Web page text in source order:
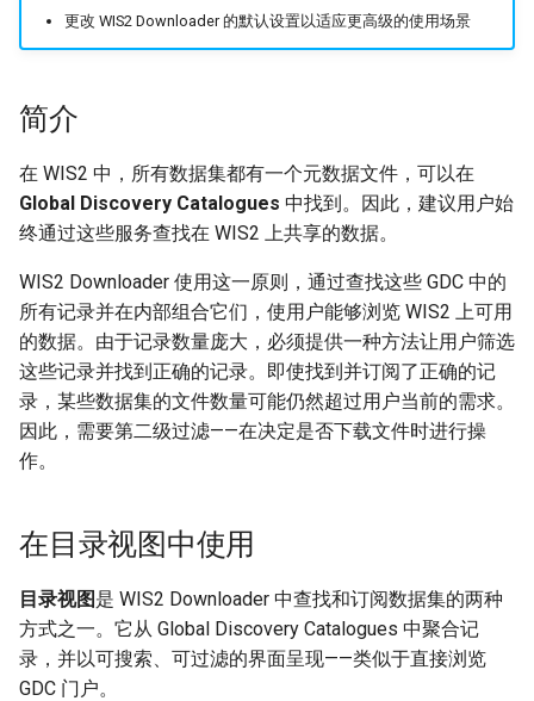
使用手动订阅视图
下载
练习：订阅您 wis2box 上的
受访问权限控制的数据集
下载过滤
练习：使用过滤器订阅
结论
更改 WIS2 Downloader 的默认设置以适应更高级的使用场景
简介
在 WIS2 中，所有数据集都有一个元数据文件，可以在
Global Discovery Catalogues 中找到。因此，建议用户始
终通过这些服务查找在 WIS2 上共享的数据。
WIS2 Downloader 使用这一原则，通过查找这些 GDC 中的
所有记录并在内部组合它们，使用户能够浏览 WIS2 上可用
的数据。由于记录数量庞大，必须提供一种方法让用户筛选
这些记录并找到正确的记录。即使找到并订阅了正确的记
录，某些数据集的文件数量可能仍然超过用户当前的需求。
因此，需要第二级过滤——在决定是否下载文件时进行操
作。
在目录视图中使用
目录视图是 WIS2 Downloader 中查找和订阅数据集的两种
方式之一。它从 Global Discovery Catalogues 中聚合记
录，并以可搜索、可过滤的界面呈现——类似于直接浏览
GDC 门户。